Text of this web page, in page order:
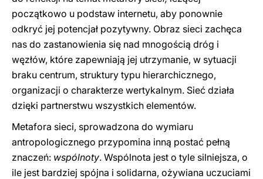
początkowo u podstaw internetu, aby ponownie
odkryć jej potencjał pozytywny. Obraz sieci zachęca
nas do zastanowienia się nad mnogością dróg i
węzłów, które zapewniają jej utrzymanie, w sytuacji
braku centrum, struktury typu hierarchicznego,
organizacji o charakterze wertykalnym. Sieć działa
dzięki partnerstwu wszystkich elementów.
Metafora sieci, sprowadzona do wymiaru
antropologicznego przypomina inną postać pełną
znaczeń: wspólnoty. Wspólnota jest o tyle silniejsza, o
ile jest bardziej spójna i solidarna, ożywiana uczuciami